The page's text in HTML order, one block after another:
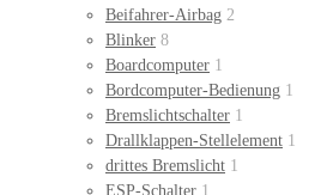
Beifahrer-Airbag 2
Blinker 8
Boardcomputer 1
Bordcomputer-Bedienung 1
Bremslichtschalter 1
Drallklappen-Stellelement 1
drittes Bremslicht 1
ESP-Schalter 1